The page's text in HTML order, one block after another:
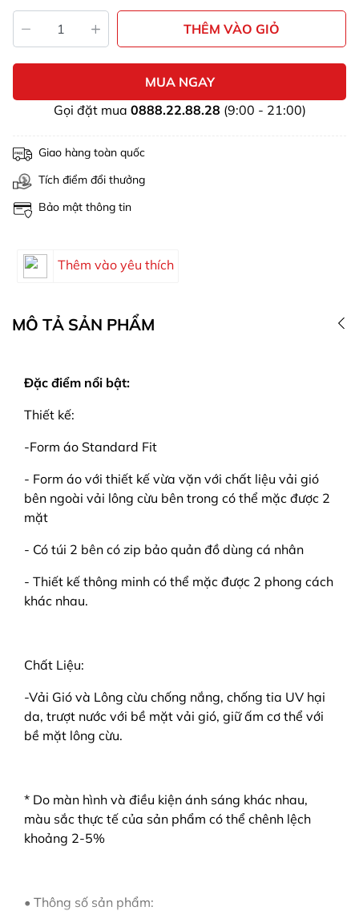
THÊM VÀO GIỎ
MUA NGAY
Gọi đặt mua 0888.22.88.28 (9:00 - 21:00)
Giao hàng toàn quốc
Tích điểm đổi thưởng
Bảo mật thông tin
Thêm vào yêu thích
MÔ TẢ SẢN PHẨM
Đặc điểm nổi bật:
Thiết kế:
-Form áo Standard Fit
- Form áo với thiết kế vừa vặn với chất liệu vải gió
bên ngoài vải lông cừu bên trong có thể mặc được 2
mặt
- Có túi 2 bên có zip bảo quản đồ dùng cá nhân
- Thiết kế thông minh có thể mặc được 2 phong cách
khác nhau.
Chất Liệu:
-Vải Gió và Lông cừu chống nắng, chống tia UV hại
da, trượt nước với bề mặt vải gió, giữ ấm cơ thể với
bề mặt lông cừu.
* Do màn hình và điều kiện ánh sáng khác nhau,
màu sắc thực tế của sản phẩm có thể chênh lệch
khoảng 2-5%
• Thông số sản phẩm: